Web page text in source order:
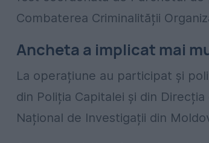
Combaterea Criminalității
Ancheta a implicat mai
La operațiune au participat și
din Poliția Capitalei și din
Național de Investigații din